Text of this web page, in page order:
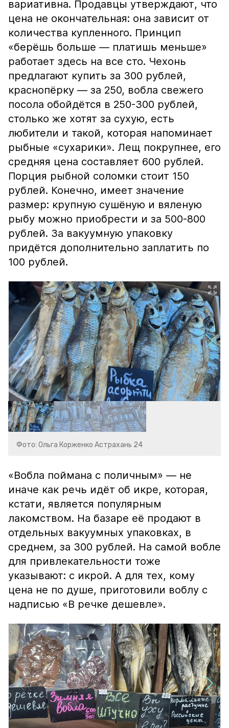
вариативна. Продавцы утверждают, что
цена не окончательная: она зависит от
количества купленного. Принцип
«берёшь больше — платишь меньше»
работает здесь на все сто. Чехонь
предлагают купить за 300 рублей,
краснопёрку — за 250, вобла свежего
посола обойдётся в 250-300 рублей,
столько же хотят за сухую, есть
любители и такой, которая напоминает
рыбные «сухарики». Лещ покрупнее, его
средняя цена составляет 600 рублей.
Порция рыбной соломки стоит 150
рублей. Конечно, имеет значение
размер: крупную сушёную и вяленую
рыбу можно приобрести и за 500-800
рублей. За вакуумную упаковку
придётся дополнительно заплатить по
100 рублей.
Фото: Ольга Корженко Астрахань 24
«Вобла поймана с поличным» — не
иначе как речь идёт об икре, которая,
кстати, является популярным
лакомством. На базаре её продают в
отдельных вакуумных упаковках, в
среднем, за 300 рублей. На самой вобле
для привлекательности тоже
указывают: с икрой. А для тех, кому
цена не по душе, приготовили воблу с
надписью «В речке дешевле».